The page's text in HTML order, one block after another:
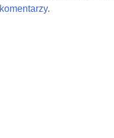
komentarzy.